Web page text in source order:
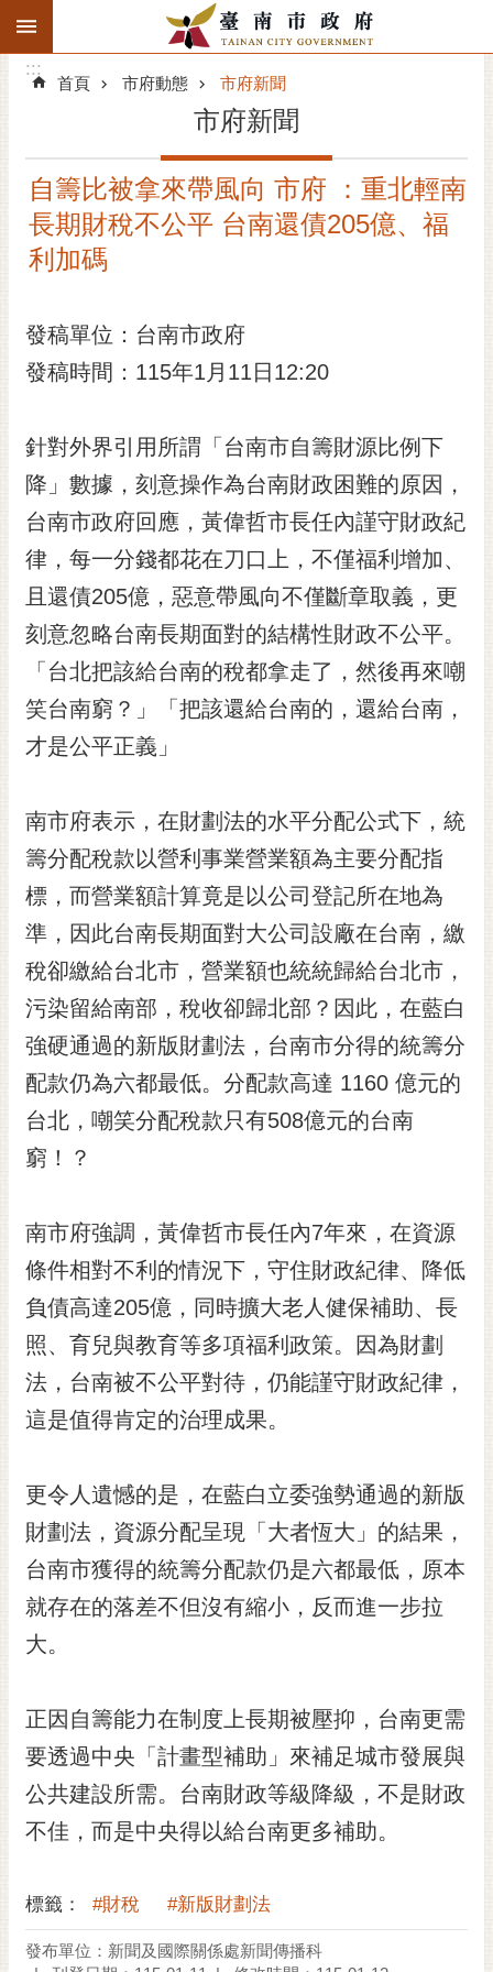
跳到主要內容區塊
搜
階
精彩府城
市府動態
市民互動
黃
偉
哲
光
桐
花
網
站
導
覽
訂
閱
RSS
訂
閱
電
子
報
民
信
箱
English
日
本
語
私
權
及
安
全
政
策
站
資
料
開
放
宣
市
府
交
:::
:::
首頁 市府動態 市府新聞
市府新聞
自籌比被拿來帶風向 市府 ：重北輕南
長期財稅不公平 台南還債205億、福
利加碼
發稿單位：台南市政府
發稿時間：115年1月11日12:20
針對外界引用所謂「台南市自籌財源比例下
降」數據，刻意操作為台南財政困難的原因，
台南市政府回應，黃偉哲市長任內謹守財政紀
律，每一分錢都花在刀口上，不僅福利增加、
且還債205億，惡意帶風向不僅斷章取義，更
刻意忽略台南長期面對的結構性財政不公平。
「台北把該給台南的稅都拿走了，然後再來嘲
笑台南窮？」「把該還給台南的，還給台南，
才是公平正義」
南市府表示，在財劃法的水平分配公式下，統
籌分配稅款以營利事業營業額為主要分配指
標，而營業額計算竟是以公司登記所在地為
準，因此台南長期面對大公司設廠在台南，繳
稅卻繳給台北市，營業額也統統歸給台北市，
污染留給南部，稅收卻歸北部？因此，在藍白
強硬通過的新版財劃法，台南市分得的統籌分
配款仍為六都最低。分配款高達 1160 億元的
台北，嘲笑分配稅款只有508億元的台南
窮！？
南市府強調，黃偉哲市長任內7年來，在資源
條件相對不利的情況下，守住財政紀律、降低
負債高達205億，同時擴大老人健保補助、長
照、育兒與教育等多項福利政策。因為財劃
法，台南被不公平對待，仍能謹守財政紀律，
這是值得肯定的治理成果。
更令人遺憾的是，在藍白立委強勢通過的新版
財劃法，資源分配呈現「大者恆大」的結果，
台南市獲得的統籌分配款仍是六都最低，原本
就存在的落差不但沒有縮小，反而進一步拉
大。
正因自籌能力在制度上長期被壓抑，台南更需
要透過中央「計畫型補助」來補足城市發展與
公共建設所需。台南財政等級降級，不是財政
不佳，而是中央得以給台南更多補助。
標籤： #財稅 #新版財劃法
發布單位：新聞及國際關係處新聞傳播科